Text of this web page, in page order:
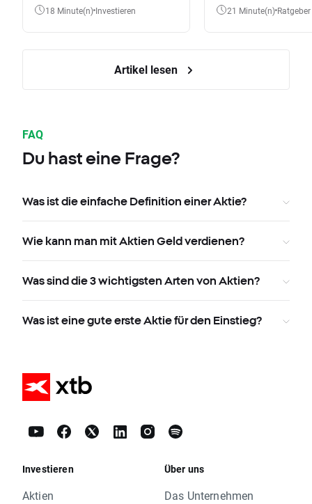
18 Minute(n) Investieren 21 Minute(n) Ratgeber
Artikel lesen
FAQ
Du hast eine Frage?
Was ist die einfache Definition einer Aktie?
Wie kann man mit Aktien Geld verdienen?
Was sind die 3 wichtigsten Arten von Aktien?
Was ist eine gute erste Aktie für den Einstieg?
Investieren
Aktien
Über uns
Das Unternehmen